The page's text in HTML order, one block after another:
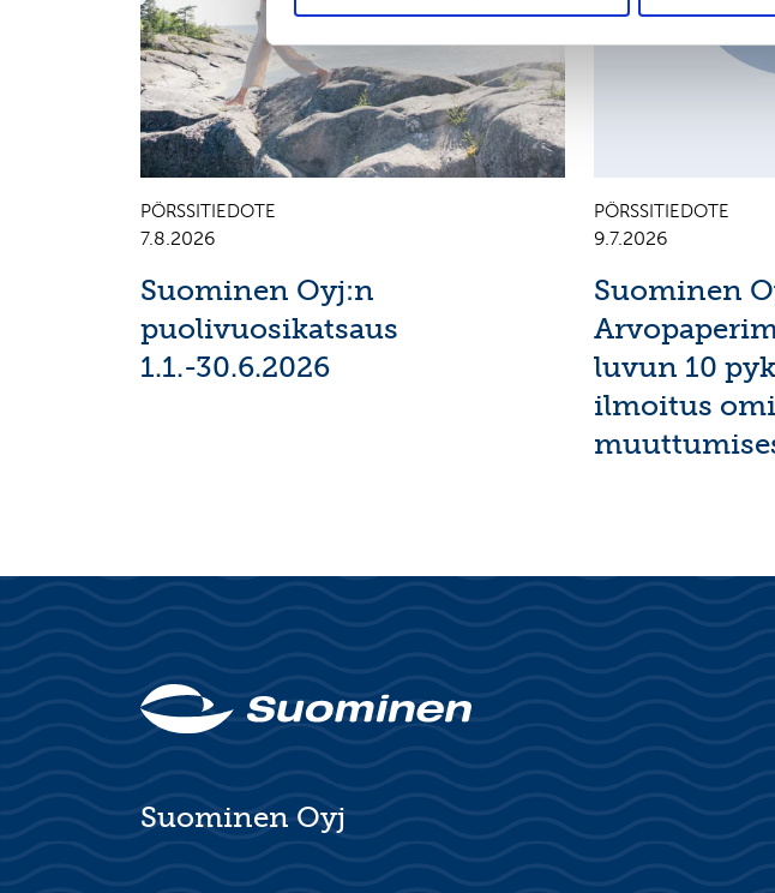
PÖRSSITIEDOTE
7.8.2026
Suominen Oyj:n
puolivuosikatsaus
1.1.-30.6.2026
PÖRSSITIEDOTE
9.7.2026
Suominen
luvun 10
ilmoitus
Suominen Oyj